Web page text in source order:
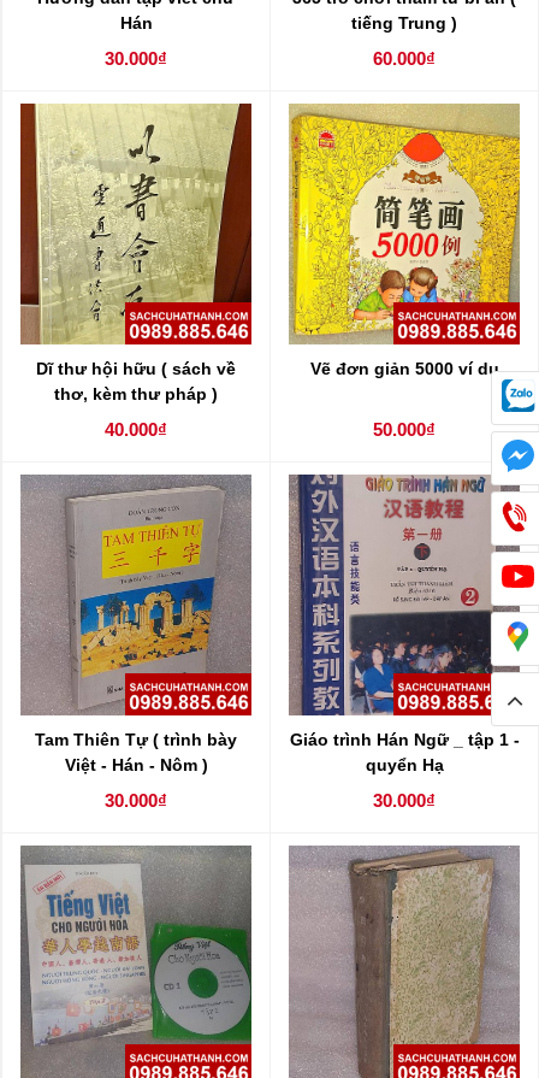
Hán
30.000₫
tiếng Trung )
60.000₫
Dĩ thư hội hữu ( sách về
thơ, kèm thư pháp )
40.000₫
Vẽ đơn giản 5000 ví dụ
50.000₫
Tam Thiên Tự ( trình bày
Việt - Hán - Nôm )
30.000₫
Giáo trình Hán Ngữ _ tập 1 -
quyển Hạ
30.000₫